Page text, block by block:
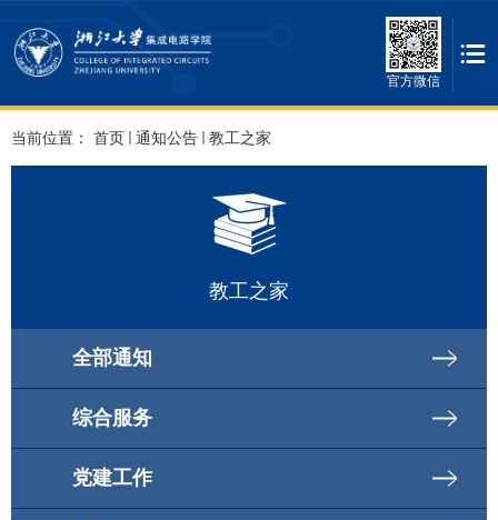
官方微信
当前位置： 首页 通知公告 教工之家
教工之家
全部通知
综合服务
党建工作